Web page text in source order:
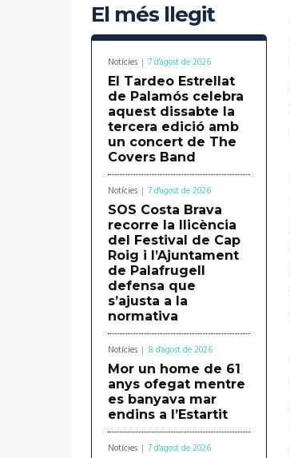
El més llegit
Notícies 7 d'agost de 2026
El Tardeo Estrellat
de Palamós celebra
aquest dissabte la
tercera edició amb
un concert de The
Covers Band
Notícies 7 d'agost de 2026
SOS Costa Brava
recorre la llicència
del Festival de Cap
Roig i l’Ajuntament
de Palafrugell
defensa que
s’ajusta a la
normativa
Notícies 8 d'agost de 2026
Mor un home de 61
anys ofegat mentre
es banyava mar
endins a l’Estartit
Notícies 7 d'agost de 2026